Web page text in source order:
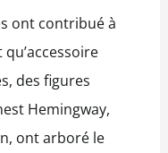
ont contribué à
des figures
Hemingway,
ont arboré le